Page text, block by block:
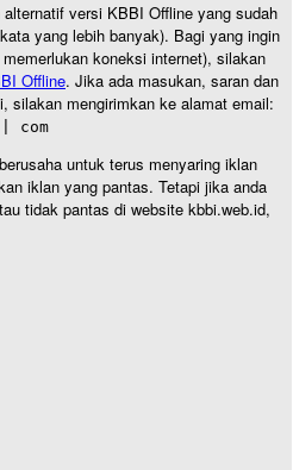
versi KBBI Offline yang sudah
yang lebih banyak). Bagi yang ingin
koneksi internet), silakan
Offline. Jika ada masukan, saran dan
silakan mengirimkan ke alamat email:
com
untuk terus menyaring iklan
iklan yang pantas. Tetapi jika anda
tidak pantas di website kbbi.web.id,